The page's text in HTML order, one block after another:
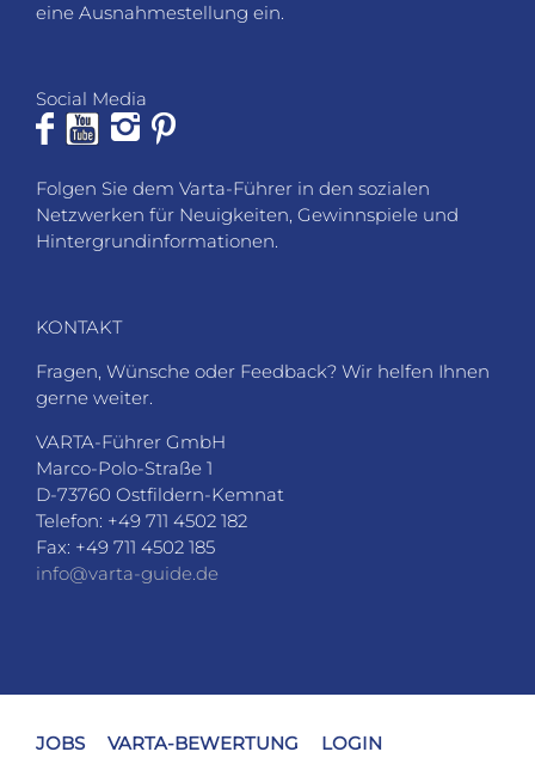
eine Ausnahmestellung ein.
Social Media
Folgen Sie dem Varta-Führer in den sozialen
Netzwerken für Neuigkeiten, Gewinnspiele und
Hintergrundinformationen.
KONTAKT
Fragen, Wünsche oder Feedback? Wir helfen Ihnen
gerne weiter.
VARTA-Führer GmbH
Marco-Polo-Straße 1
D-73760 Ostfildern-Kemnat
Telefon: +49 711 4502 182
Fax: +49 711 4502 185
info@varta-guide.de
JOBS VARTA-BEWERTUNG LOGIN